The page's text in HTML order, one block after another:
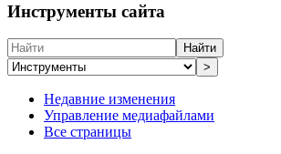
Инструменты сайта
Найти
>
Недавние изменения
Управление медиафайлами
Все страницы